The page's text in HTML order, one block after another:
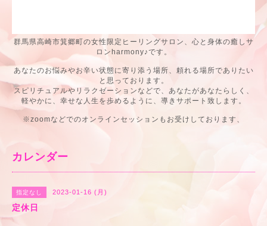
群馬県高崎市箕郷町の女性限定ヒーリングサロン、心と身体の癒しサ
ロンharmony♪です。
あなたのお悩みやお辛い状態に寄り添う場所、頼れる場所でありたい
と思っております。
スピリチュアルやリラクゼーションなどで、あなたがあなたらしく、
軽やかに、幸せな人生を歩めるように、導きサポート致します。
※zoomなどでのオンラインセッションもお受けしております、
カレンダー
指定なし 2023-01-16 (月)
定休日